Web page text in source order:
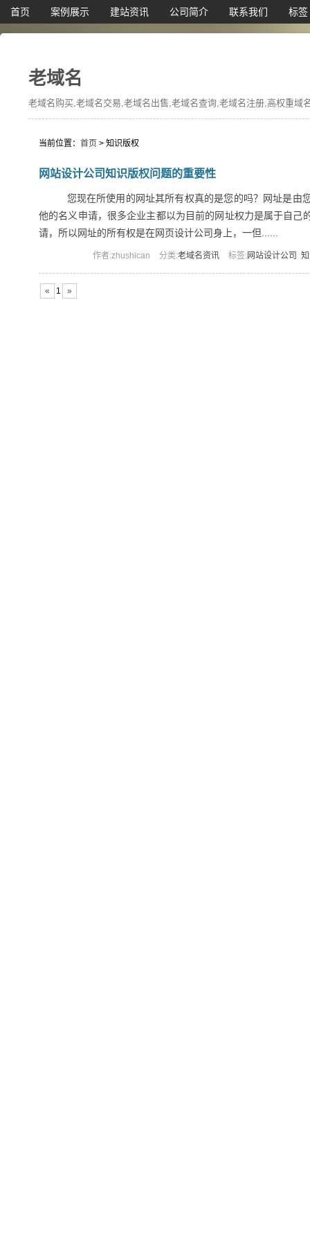
首页 案例展示 建站资讯 公司简介 联系我们 标签
老域名
老域名购买,老域名交易,老域名出售,老域名查询,老域名注册,高权重域
当前位置： 首页 > 知识版权
网站设计公司知识版权问题的重要性
您现在所使用的网址其所有权真的是您的吗？网址是由
他的名义申请，很多企业主都以为目前的网址权力是属于自己
请，所以网址的所有权是在网页设计公司身上，一但......
作者:zhushican 分类:老域名资讯 标签:网站设计公司
« 1 »